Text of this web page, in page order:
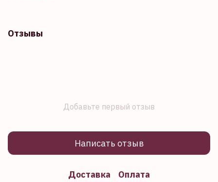
Отзывы
Добавьте первый отзыв
Написать отзыв
Доставка Оплата